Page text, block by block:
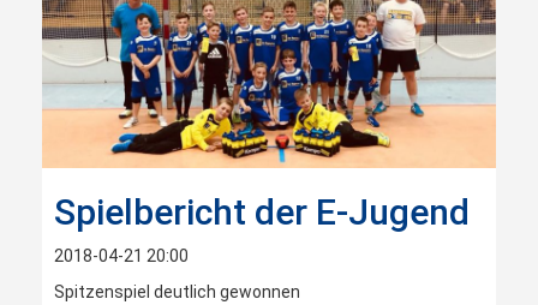
Spielbericht der E-Jugend
2018-04-21 20:00
Spitzenspiel deutlich gewonnen